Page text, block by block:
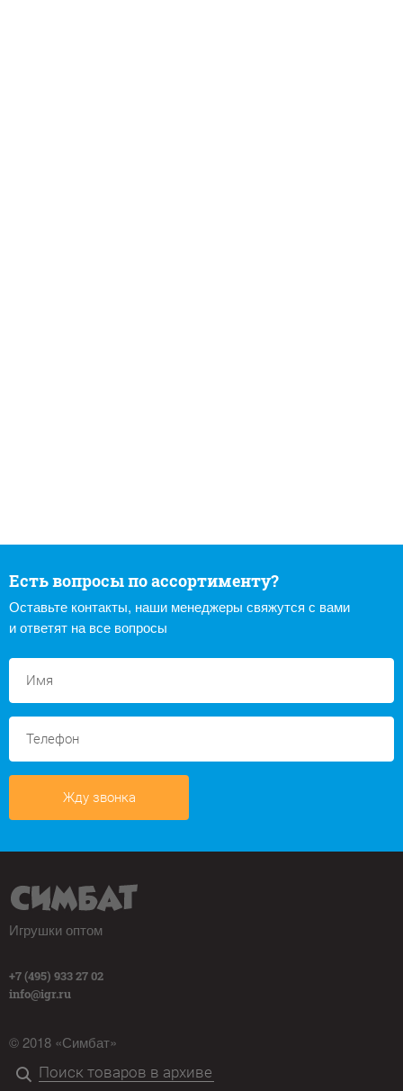
Есть вопросы по ассортименту?
Оставьте контакты, наши менеджеры свяжутся с вами
и ответят на все вопросы
Жду звонка
Игрушки оптом
+7 (495) 933 27 02
info@igr.ru
© 2018 «Симбат»